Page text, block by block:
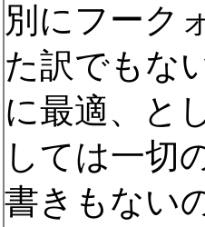
別にフーク
た訳でもな
に最適、と
しては一切
書きもない